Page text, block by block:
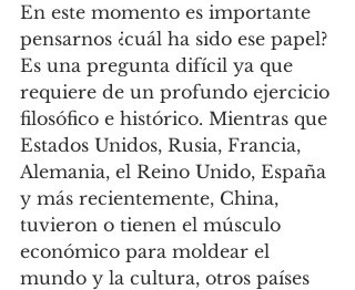
En este momento es importante
pensarnos ¿cuál ha sido ese papel?
Es una pregunta difícil ya que
requiere de un profundo ejercicio
filosófico e histórico. Mientras que
Estados Unidos, Rusia, Francia,
Alemania, el Reino Unido, España
y más recientemente, China,
tuvieron o tienen el músculo
económico para moldear el
mundo y la cultura, otros países